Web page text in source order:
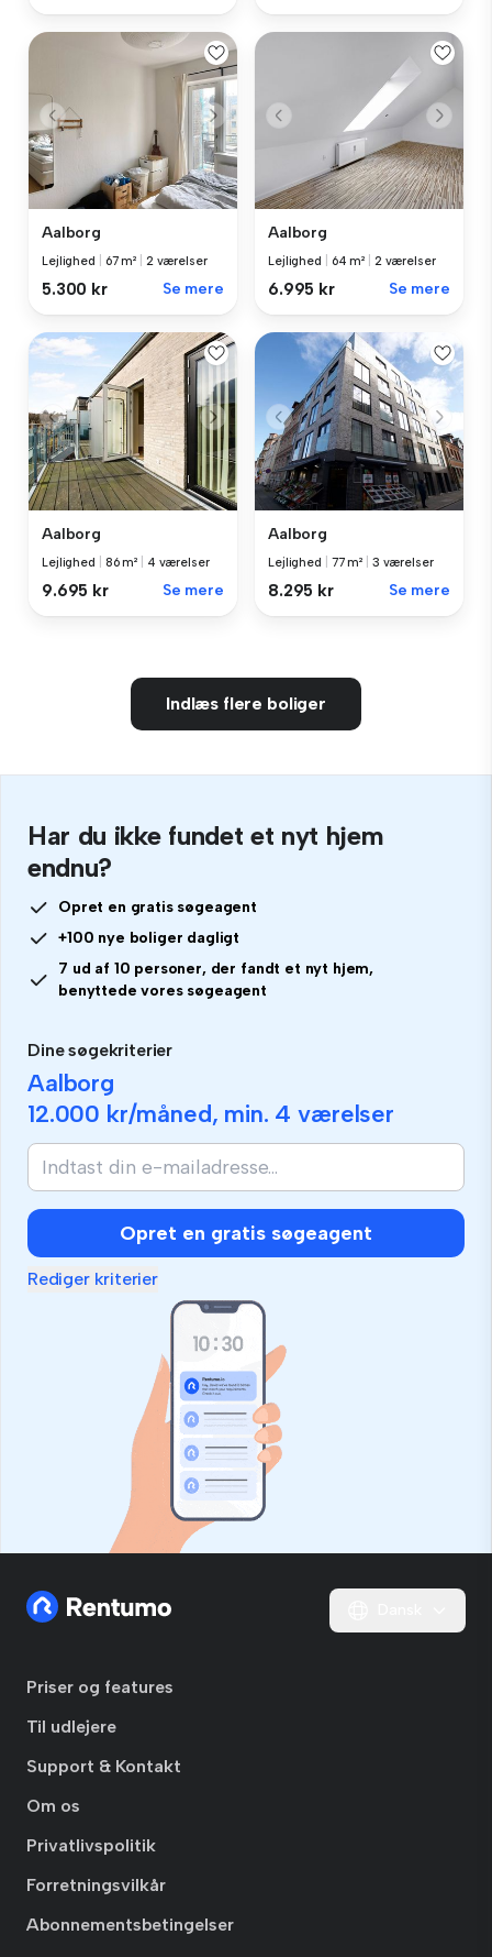
Aalborg
Lejlighed 67 m² 2 værelser
5.300 kr Se mere
Aalborg
Lejlighed 64 m² 2 værelser
6.995 kr Se mere
Aalborg
Lejlighed 86 m² 4 værelser
9.695 kr Se mere
Aalborg
Lejlighed 77 m² 3 værelser
8.295 kr Se mere
Indlæs flere boliger
Har du ikke fundet et nyt hjem
endnu?
Opret en gratis søgeagent
+100 nye boliger dagligt
7 ud af 10 personer, der fandt et nyt hjem,
benyttede vores søgeagent
Dine søgekriterier
Aalborg
12.000 kr/måned, min. 4 værelser
Opret en gratis søgeagent
Rediger kriterier
Priser og features
Til udlejere
Support & Kontakt
Om os
Privatlivspolitik
Forretningsvilkår
Abonnementsbetingelser